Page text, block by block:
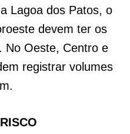
Lagoa dos Patos, o
devem ter os
No Oeste, Centro e
registrar volumes